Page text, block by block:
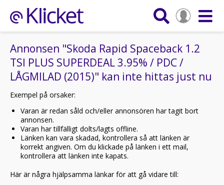
Annonsen "Skoda Rapid Spaceback 1.2
TSI PLUS SUPERDEAL 3.95% / PDC /
LÅGMILAD (2015)" kan inte hittas just nu
Exempel på orsaker:
Varan är redan såld och/eller annonsören har tagit bort
annonsen.
Varan har tillfälligt dolts/lagts offline.
Länken kan vara skadad, kontrollera så att länken är
korrekt angiven. Om du klickade på länken i ett mail,
kontrollera att länken inte kapats.
Här är några hjälpsamma länkar för att gå vidare till: